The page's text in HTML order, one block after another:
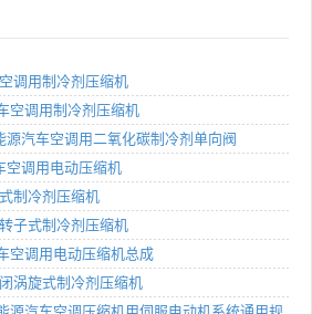
调用制冷剂压缩机
空调用制冷剂压缩机
汽车空调用二氧化碳制冷剂单向阀
调用电动压缩机
制冷剂压缩机
子式制冷剂压缩机
空调用电动压缩机总成
涡旋式制冷剂压缩机